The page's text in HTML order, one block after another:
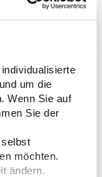
um die
Wenn Sie auf
Sie der
selbst
möchten.
ändern.
1, 821 01
23,93 € *